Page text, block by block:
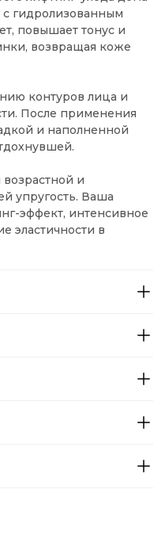
гидролизованным
повышает тонус и
возвращая коже
контуров лица и
После применения
и наполненной
и
упругость. Ваша
эффект, интенсивное
эластичности в